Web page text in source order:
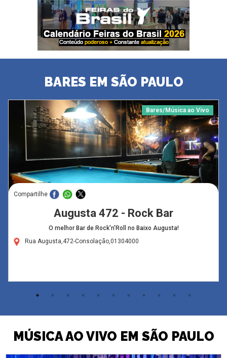
BARES EM SÃO PAULO
Bares/Música ao Vivo
Compartilhe
Augusta 472 - Rock Bar
O melhor Bar de Rock'n'Roll no Baixo Augusta!
Rua Augusta,472-Consolação,01304000
MÚSICA AO VIVO EM SÃO PAULO